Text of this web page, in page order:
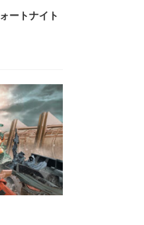
ートナイト